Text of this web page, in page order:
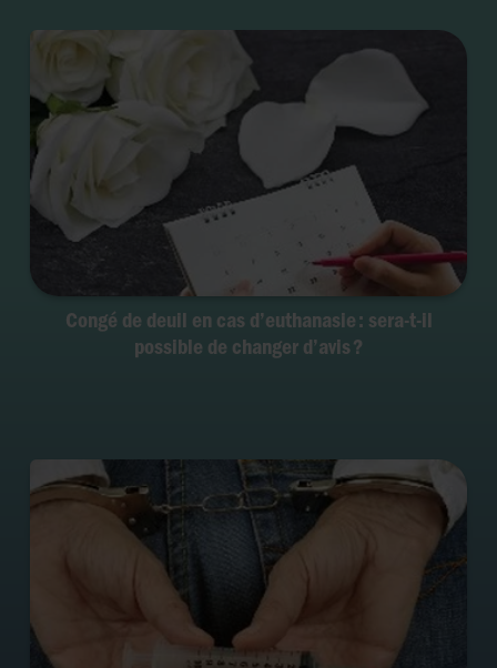
Congé de deuil en cas d’euthanasie : sera-t-il
possible de changer d’avis ?